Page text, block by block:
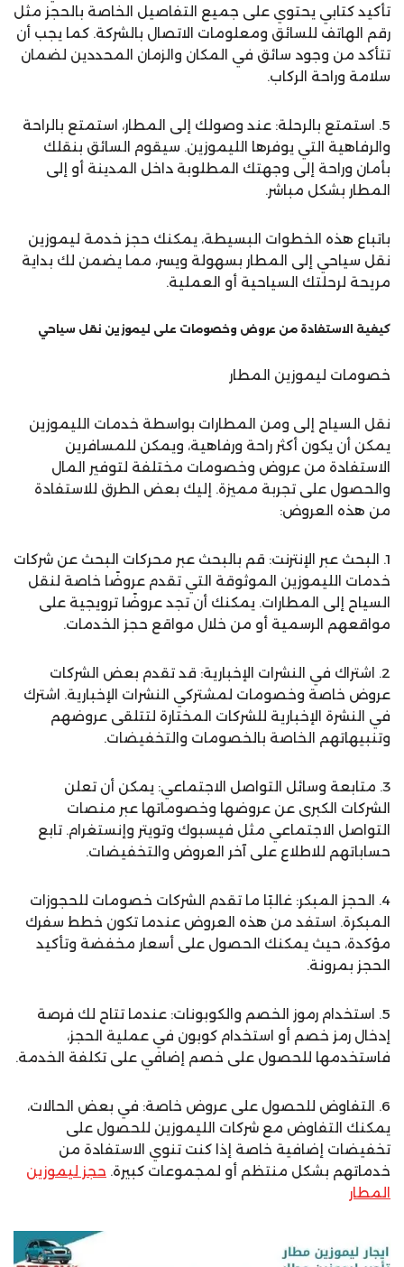
تأكيد كتابي يحتوي على جميع التفاصيل الخاصة بالحجز مثل
رقم الهاتف للسائق ومعلومات الاتصال بالشركة. كما يجب أن
تتأكد من وجود سائق في المكان والزمان المحددين لضمان
سلامة وراحة الركاب.
5. استمتع بالرحلة: عند وصولك إلى المطار، استمتع بالراحة
والرفاهية التي يوفرها الليموزين. سيقوم السائق بنقلك
بأمان وراحة إلى وجهتك المطلوبة داخل المدينة أو إلى
المطار بشكل مباشر.
باتباع هذه الخطوات البسيطة، يمكنك حجز خدمة ليموزين
نقل سياحي إلى المطار بسهولة ويسر، مما يضمن لك بداية
مريحة لرحلتك السياحية أو العملية.
كيفية الاستفادة من عروض وخصومات على ليموزين نقل سياحي
خصومات ليموزين المطار
نقل السياح إلى ومن المطارات بواسطة خدمات الليموزين
يمكن أن يكون أكثر راحة ورفاهية، ويمكن للمسافرين
الاستفادة من عروض وخصومات مختلفة لتوفير المال
والحصول على تجربة مميزة. إليك بعض الطرق للاستفادة
من هذه العروض:
1. البحث عبر الإنترنت: قم بالبحث عبر محركات البحث عن شركات
خدمات الليموزين الموثوقة التي تقدم عروضًا خاصة لنقل
السياح إلى المطارات. يمكنك أن تجد عروضًا ترويجية على
مواقعهم الرسمية أو من خلال مواقع حجز الخدمات.
2. اشتراك في النشرات الإخبارية: قد تقدم بعض الشركات
عروض خاصة وخصومات لمشتركي النشرات الإخبارية. اشترك
في النشرة الإخبارية للشركات المختارة لتتلقى عروضهم
وتنبيهاتهم الخاصة بالخصومات والتخفيضات.
3. متابعة وسائل التواصل الاجتماعي: يمكن أن تعلن
الشركات الكبرى عن عروضها وخصوماتها عبر منصات
التواصل الاجتماعي مثل فيسبوك وتويتر وإنستغرام. تابع
حساباتهم للاطلاع على آخر العروض والتخفيضات.
4. الحجز المبكر: غالبًا ما تقدم الشركات خصومات للحجوزات
المبكرة. استفد من هذه العروض عندما تكون خطط سفرك
مؤكدة، حيث يمكنك الحصول على أسعار مخفضة وتأكيد
الحجز بمرونة.
5. استخدام رموز الخصم والكوبونات: عندما تتاح لك فرصة
إدخال رمز خصم أو استخدام كوبون في عملية الحجز،
فاستخدمها للحصول على خصم إضافي على تكلفة الخدمة.
6. التفاوض للحصول على عروض خاصة: في بعض الحالات،
يمكنك التفاوض مع شركات الليموزين للحصول على
تخفيضات إضافية خاصة إذا كنت تنوي الاستفادة من
خدماتهم بشكل منتظم أو لمجموعات كبيرة. حجز ليموزين
المطار